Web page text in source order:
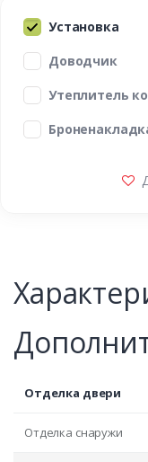
Установка
Доводчик
Утеплитель
Отделка двери
Отделка снаружи